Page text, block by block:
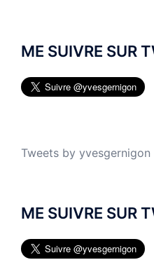
ME SUIVRE SUR
Tweets by yvesgernigon
ME SUIVRE SUR